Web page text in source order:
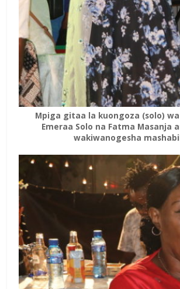
Mpiga gitaa la kuongoza (solo)
Emeraa Solo na Fatma Masanja
wakiwanogesha